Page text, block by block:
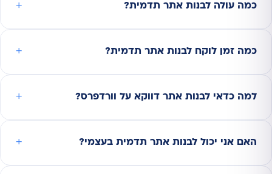
כמה עולה לבנות אתר תדמית?
כמה זמן לוקח לבנות אתר תדמית?
למה כדאי לבנות אתר דווקא על וורדפרס?
האם אני יכול לבנות אתר תדמית בעצמי?